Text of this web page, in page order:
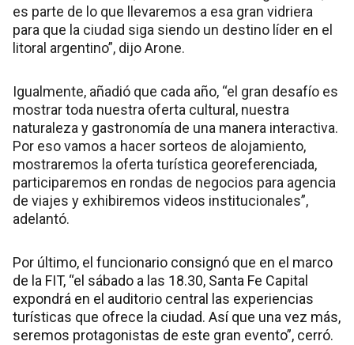
es parte de lo que llevaremos a esa gran vidriera
para que la ciudad siga siendo un destino líder en el
litoral argentino”, dijo Arone.
Igualmente, añadió que cada año, “el gran desafío es
mostrar toda nuestra oferta cultural, nuestra
naturaleza y gastronomía de una manera interactiva.
Por eso vamos a hacer sorteos de alojamiento,
mostraremos la oferta turística georeferenciada,
participaremos en rondas de negocios para agencia
de viajes y exhibiremos videos institucionales”,
adelantó.
Por último, el funcionario consignó que en el marco
de la FIT, “el sábado a las 18.30, Santa Fe Capital
expondrá en el auditorio central las experiencias
turísticas que ofrece la ciudad. Así que una vez más,
seremos protagonistas de este gran evento”, cerró.